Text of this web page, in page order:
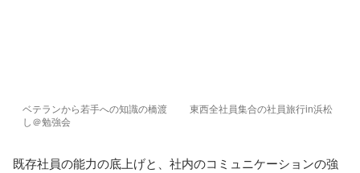
ベテランから若手への知識の橋渡
し＠勉強会
東西全社員集合の社員旅行in浜松
既存社員の能力の底上げと、社内のコミュニケーションの強